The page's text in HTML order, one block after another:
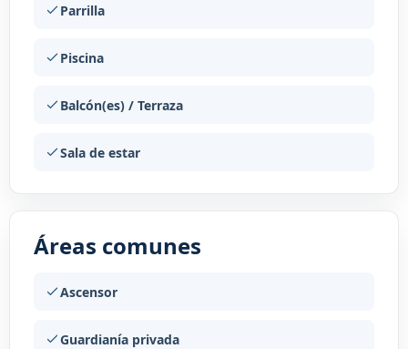
Parrilla
Piscina
Balcón(es) / Terraza
Sala de estar
Áreas comunes
Ascensor
Guardianía privada